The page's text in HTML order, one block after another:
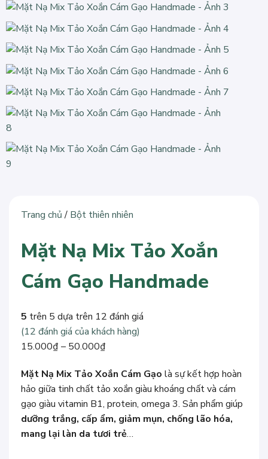
Trang chủ / Bột thiên nhiên
Mặt Nạ Mix Tảo Xoắn
Cám Gạo Handmade
5 trên 5 dựa trên 12 đánh giá
(12 đánh giá của khách hàng)
15.000₫– 50.000₫Khoảng
từ
15.000₫
đến
50.000₫
Mặt Nạ Mix Tảo Xoắn Cám Gạo là sự kết hợp hoàn
hảo giữa tinh chất tảo xoắn giàu khoáng chất và cám
gạo giàu vitamin B1, protein, omega 3. Sản phẩm giúp
dưỡng trắng, cấp ẩm, giảm mụn, chống lão hóa,
mang lại làn da tươi trẻ…